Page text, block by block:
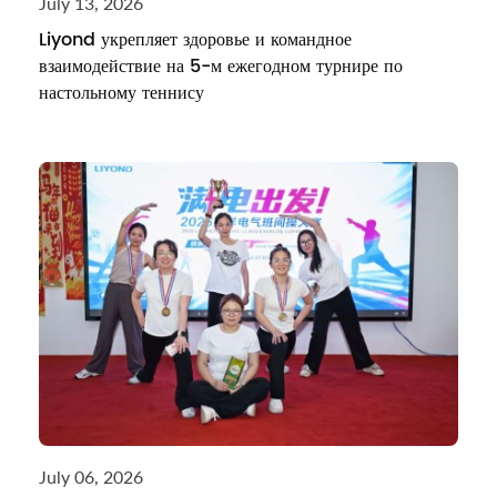
Liyond укрепляет здоровье и командное
взаимодействие на 5-м ежегодном турнире по
настольному теннису
July 06, 2026